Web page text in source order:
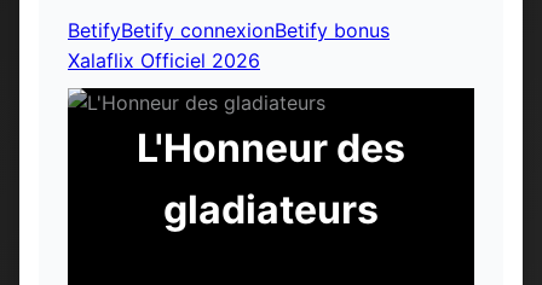
BetifyBetify connexionBetify bonus
Xalaflix Officiel 2026
L'Honneur des
gladiateurs